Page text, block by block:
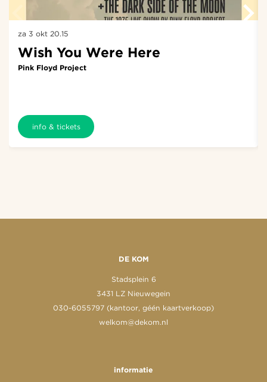
Wish You Were Here
Pink Floyd Project
za 3 okt 20.15
info & tickets
DE KOM
Stadsplein 6
3431 LZ Nieuwegein
030-6055797 (kantoor, géén kaartverkoop)
welkom@dekom.nl
informatie